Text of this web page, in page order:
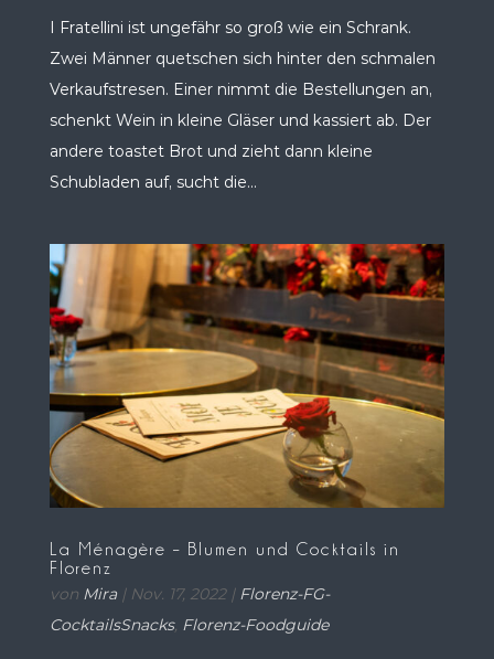
I Fratellini ist ungefähr so groß wie ein Schrank.
Zwei Männer quetschen sich hinter den schmalen
Verkaufstresen. Einer nimmt die Bestellungen an,
schenkt Wein in kleine Gläser und kassiert ab. Der
andere toastet Brot und zieht dann kleine
Schubladen auf, sucht die...
La Ménagère – Blumen und Cocktails in
Florenz
von Mira| Nov. 17, 2022| Florenz-FG-
CocktailsSnacks, Florenz-Foodguide